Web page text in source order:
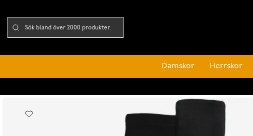
Damskor Herrskor